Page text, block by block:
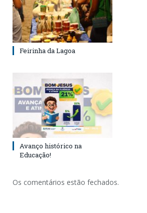
Feirinha da Lagoa
Avanço histórico na
Educação!
Os comentários estão fechados.